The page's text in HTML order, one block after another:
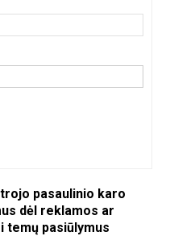
pasaulinio karo
dėl reklamos ar
temų pasiūlymus